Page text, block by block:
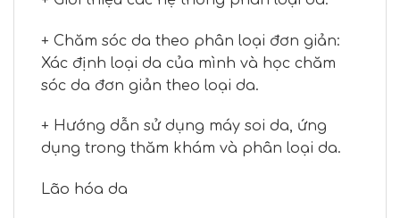
+ Chăm sóc da theo phân loại đơn giản:
Xác định loại da của mình và học chăm
sóc da đơn giản theo loại da.
+ Hướng dẫn sử dụng máy soi da, ứng
dụng trong thăm khám và phân loại da.
Lão hóa da